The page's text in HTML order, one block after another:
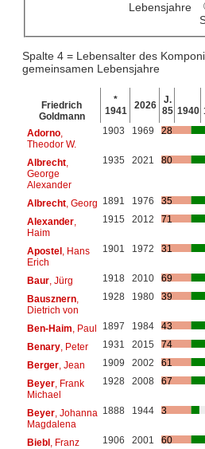
Lebensjahre
Spalte 4 = Lebensalter des
gemeinsamen Lebensjahre
Friedrich
Goldmann
*
1941
2026
J.
85 1940
Adorno,
Theodor W.
1903 1969 28
Albrecht,
George
Alexander
1935 2021 80
Albrecht, Georg 1891 1976
35
Alexander,
Haim
1915 2012 71
Apostel, Hans
Erich
1901 1972 31
Baur, Jürg 1918 2010
69
Bausznern,
Dietrich von
1928 1980 39
Ben-Haim , Paul 1897 1984
43
Benary, Peter 1931 2015
74
Berger, Jean 1909 2002
61
Beyer, Frank
Michael
1928 2008 67
Beyer, Johanna
Magdalena
1888 1944 3
Biebl, Franz 1906 2001
60